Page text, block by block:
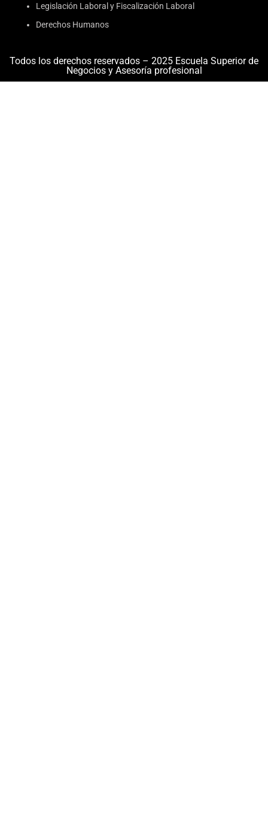
Legislación Laboral y Fiscalización Laboral
Derechos Humanos
Todos los derechos reservados – 2025 Escuela Superior de
Negocios y Asesoría profesional